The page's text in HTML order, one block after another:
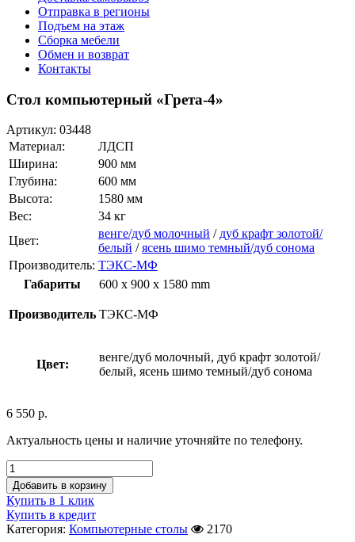
Отправка в регионы
Подъем на этаж
Сборка мебели
Обмен и возврат
Контакты
Стол компьютерный «Грета-4»
Артикул: 03448
Материал:
ЛДСП
Ширина:
900 мм
Глубина:
600 мм
Высота:
1580 мм
Вес:
34 кг
Цвет:
венге/дуб молочный / дуб крафт золотой/
белый /ясень шимо темный/дуб сонома
Производитель: ТЭКС-МФ
Габариты
600 x 900 x 1580 mm
Производитель ТЭКС-МФ
Цвет:
венге/дуб молочный, дуб крафт золотой/
белый, ясень шимо темный/дуб сонома
6 550 р.
Актуальность цены и наличие уточняйте по телефону.
Добавить в корзину
Купить в 1 клик
Купить в кредит
Категория: Компьютерные столы
2170